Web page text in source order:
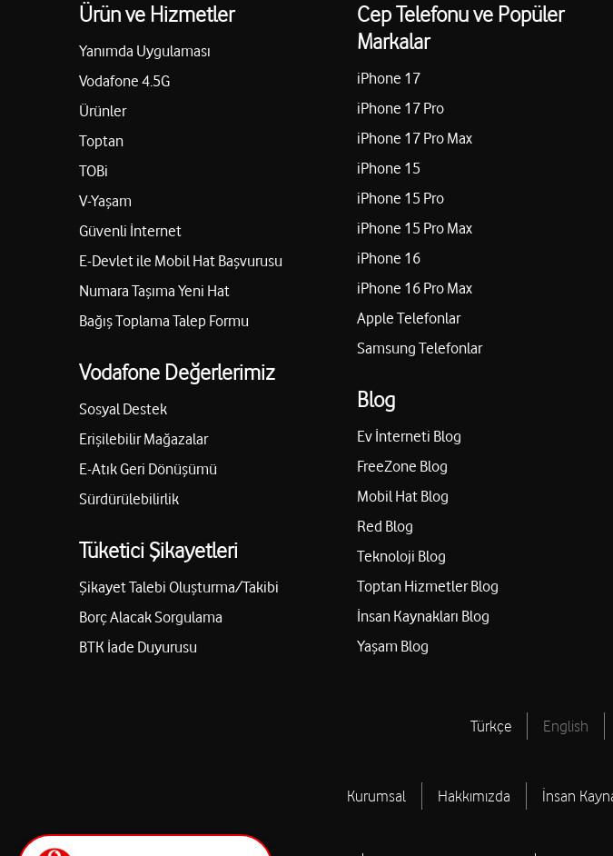
Ürün ve Hizmetler
Yanımda Uygulaması
Vodafone 4.5G
Ürünler
Toptan
TOBi
V-Yaşam
Güvenli İnternet
E-Devlet ile Mobil Hat Başvurusu
Numara Taşıma Yeni Hat
Bağış Toplama Talep Formu
Vodafone Değerlerimiz
Sosyal Destek
Erişilebilir Mağazalar
E-Atık Geri Dönüşümü
Sürdürülebilirlik
Tüketici Şikayetleri
Şikayet Talebi Oluşturma/Takibi
Borç Alacak Sorgulama
BTK İade Duyurusu
Cep Telefonu ve Popüler
Markalar
iPhone 17
iPhone 17 Pro
iPhone 17 Pro Max
iPhone 15
iPhone 15 Pro
iPhone 15 Pro Max
iPhone 16
iPhone 16 Pro Max
Apple Telefonlar
Samsung Telefonlar
Blog
Ev İnterneti Blog
FreeZone Blog
Mobil Hat Blog
Red Blog
Teknoloji Blog
Toptan Hizmetler Blog
İnsan Kaynakları Blog
Yaşam Blog
Türkçe English
Kurumsal Hakkımızda İnsan